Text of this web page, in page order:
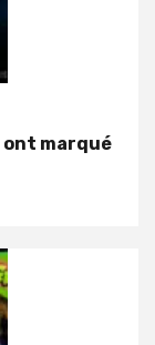
marqué